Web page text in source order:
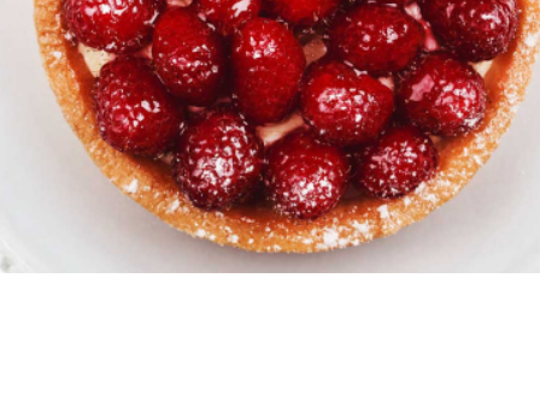
Εύκολη 0:50
10 μερίδες 15 λεπτά 35 λεπτά